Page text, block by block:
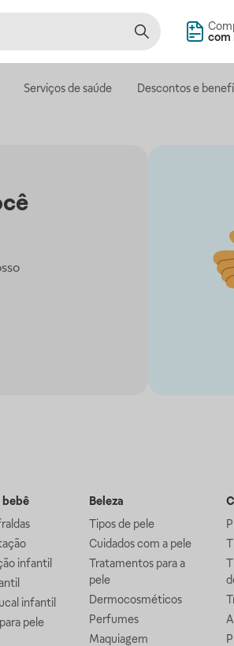
com
Serviços de saúde Descontos e
bebê
infantil
infantil
pele
Beleza
Tipos de pele
Cuidados com a pele
Tratamentos para a
pele
Dermocosméticos
Perfumes
Maquiagem